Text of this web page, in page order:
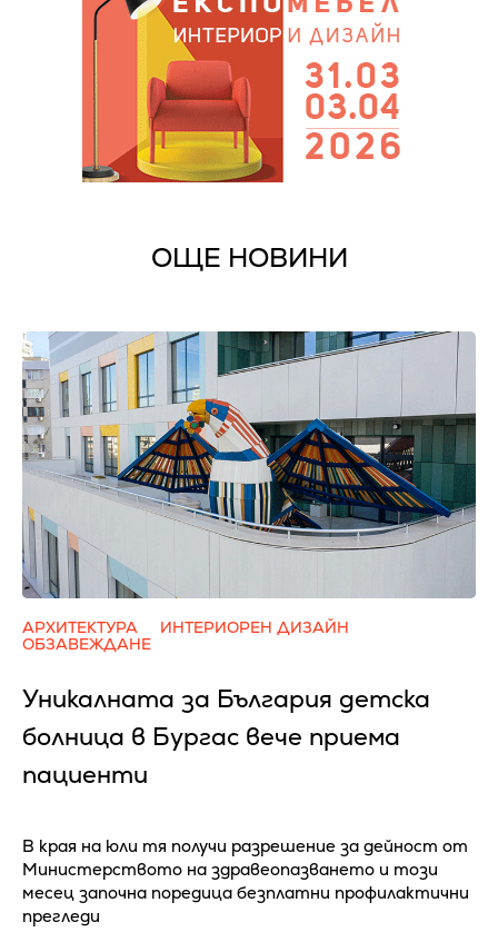
ОЩЕ НОВИНИ
АРХИТЕКТУРА
ИНТЕРИОРЕН ДИЗАЙН
ОБЗАВЕЖДАНЕ
Уникалната за България детска
болница в Бургас вече приема
пациенти
В края на юли тя получи разрешение за дейност от
Министерството на здравеопазването и този
месец започна поредица безплатни профилактични
прегледи